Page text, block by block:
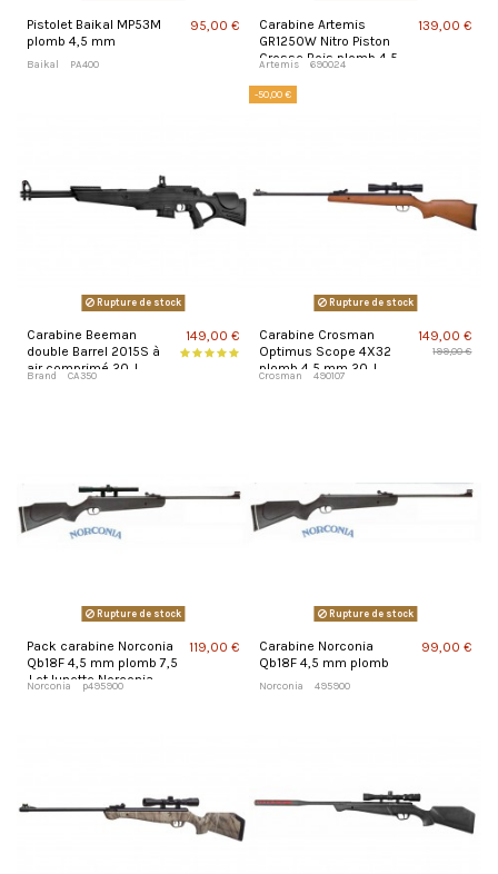
Pistolet Baikal MP53M
plomb 4,5 mm
Baikal PA400
95,00 €
Carabine Artemis
GR1250W Nitro Piston
Crosse Bois plomb 4,5
Artemis 690024
139,00 €
Rupture de stock
Carabine Beeman
double Barrel 2015S à
air comprimé 20 J
Brand CA350
149,00 €
-50,00 €
Rupture de stock
Carabine Crosman
Optimus Scope 4X32
plomb 4,5 mm 20 J
Crosman 490107
149,00 €
199,00 €
Rupture de stock
Pack carabine Norconia
Qb18F 4,5 mm plomb 7,5
J et lunette Norconia
Norconia p495900
119,00 €
Rupture de stock
Carabine Norconia
Qb18F 4,5 mm plomb
Norconia 495900
99,00 €